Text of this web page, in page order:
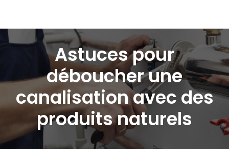
Astuces pour
déboucher une
canalisation avec des
produits naturels